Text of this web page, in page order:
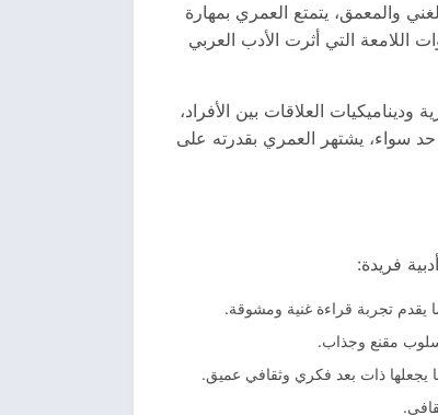
والمعمق، يتمتع العمري بمهارة
اللامعة التي أثرت الأدب العربي
العلاقات بين الأفراد،
سواء، يشتهر العمري بقدرته على
مقنع وجذاب.
يجعلها ذات بعد فكري وثقافي عميق.